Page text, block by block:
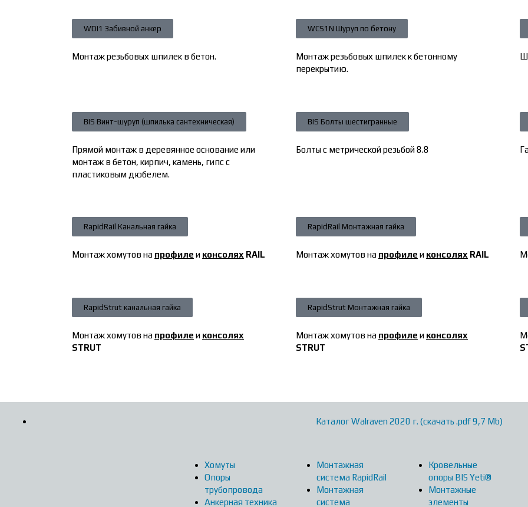
WDI1 Забивной анкер
Монтаж резьбовых шпилек в бетон.
WCS1N Шуруп по бетону
Монтаж резьбовых шпилек к бетонному
перекрытию.
BIS Винт-шуруп (шпилька сантехническая)
Прямой монтаж в деревянное основание или
монтаж в бетон, кирпич, камень, гипс с
пластиковым дюбелем.
BIS Болты шестигранные
Болты с метрической резьбой 8.8
RapidRail Канальная гайка
Монтаж хомутов на профиле и консолях RAIL
RapidRail Монтажная гайка
Монтаж хомутов на профиле и консолях RAIL
RapidStrut канальная гайка
Монтаж хомутов на профиле и консолях
STRUT
RapidStrut Монтажная гайка
Монтаж хомутов на профиле и консолях
STRUT
Каталог Walraven 2020 г. (скачать .pdf 9,7 Mb)
Хомуты
Опоры
трубопровода
Анкерная техника
Монтажная
система RapidRail
Монтажная
система
Кровельные
опоры BIS Yeti®
Монтажные
элементы